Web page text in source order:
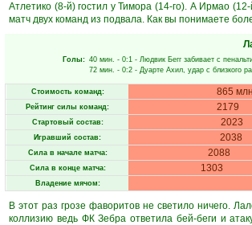
Атлетико (8-й) гостил у Тимора (14-го). А Ирмао
матч двух команд из подвала. Как вы понимаете
Голы: 40 мин. - 0:1 - Людвик Бегг забивает с
72 мин. - 0:2 - Дуарте Ахил, удар с близкого
Стоимость команд: 865
Рейтинг силы команд: 2179
Стартовый состав: 2023
Игравший состав: 2038
Сила в начале матча: 2088
Сила в конце матча: 1303
Владение мячом:
В этот раз грозе фаворитов не светило ничего.
коллизию ведь ФК Зебра ответила бей-беги и